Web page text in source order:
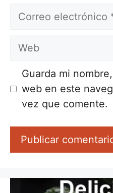
Correo
Web
Guarda mi
web en este
vez que comente.